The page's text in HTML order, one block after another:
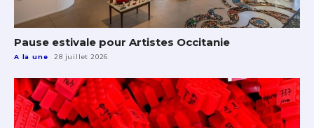
Pause estivale pour Artistes Occitanie
A la une 28 juillet 2026